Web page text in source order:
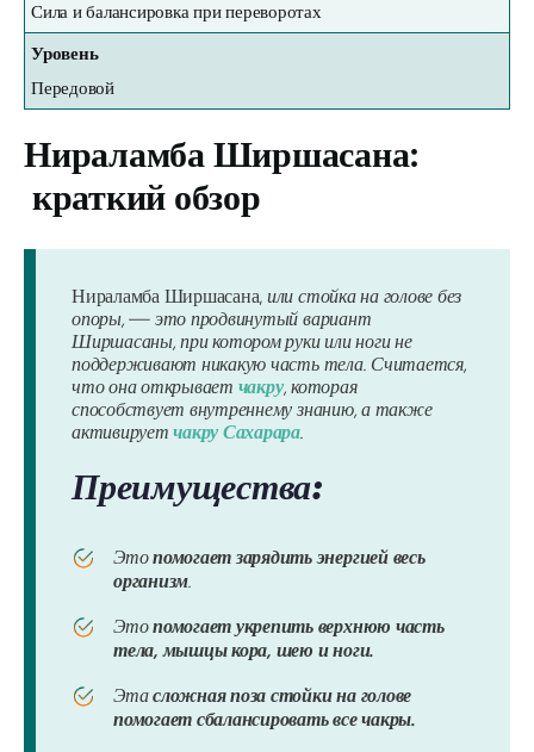
Сила и балансировка при переворотах
Уровень
Передовой
Нираламба Ширшасана:
краткий обзор
Нираламба Ширшасана, или стойка на голове без
опоры, — это продвинутый вариант
Ширшасаны, при котором руки или ноги не
поддерживают никакую часть тела. Считается,
что она открывает чакру, которая
способствует внутреннему знанию, а также
активируетчакру Сахарара.
Преимущества:
Этопомогает зарядить энергией весь
организм.
Этопомогает укрепить верхнюю часть
тела, мышцы кора, шею и ноги.
Этасложная поза стойки на голове
помогает сбалансировать все чакры.